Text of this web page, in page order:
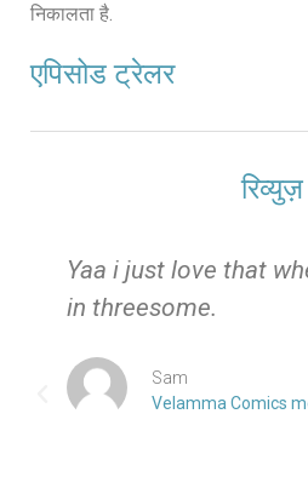
निकालता है.
एपिसोड ट्रेलर
रिव्युज़
Yaa i just love that
in threesome.
Sam
Velamma Comics